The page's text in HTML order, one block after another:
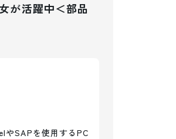
が活躍中＜部品
やSAPを使用するPC